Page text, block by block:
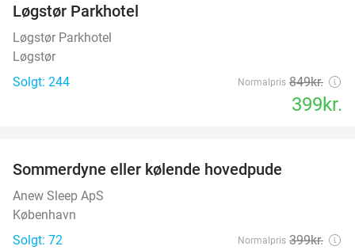
Løgstør Parkhotel
Løgstør Parkhotel
Løgstør
Solgt: 244
Normalpris 849kr.
399kr.
Sommerdyne eller kølende hovedpude
Anew Sleep ApS
København
Solgt: 72
Normalpris 399kr.